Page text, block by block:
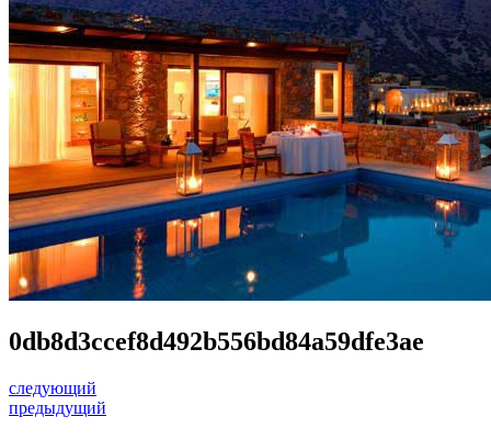
0db8d3ccef8d492b556bd84a59dfe3ae
следующий
предыдущий